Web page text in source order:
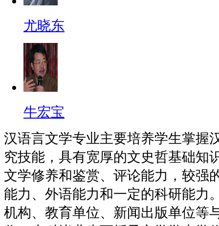
尤晓东
牛宏宝
汉语言文学专业主要培养学生掌握
究技能，具有宽厚的文史哲基础知
文学修养和鉴赏、评论能力，较强
能力、外语能力和一定的科研能力
机构、教育单位、新闻出版单位等